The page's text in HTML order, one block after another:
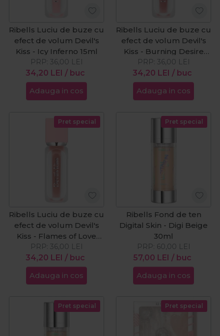
Ribells Luciu de buze cu
efect de volum Devil's
Kiss - Icy Inferno 15ml
34,20 LEI / buc
PRP: 36,00 LEI
Adauga in cos
Ribells Luciu de buze cu
efect de volum Devil's
Kiss - Burning Desire
15ml
34,20 LEI / buc
PRP: 36,00 LEI
Adauga in cos
Pret special
Ribells Luciu de buze cu
efect de volum Devil's
Kiss - Flames of Love
15ml
34,20 LEI / buc
PRP: 36,00 LEI
Adauga in cos
Pret special
Ribells Fond de ten
Digital Skin - Digi Beige
30ml
57,00 LEI / buc
PRP: 60,00 LEI
Adauga in cos
Pret special Pret special